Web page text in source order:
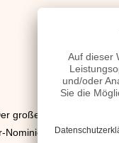
große Santini“
Nominierungen wurde